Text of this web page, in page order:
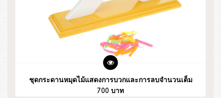
ชุดกระดานหมุดไม้แสดงการบวกและการลบจำนวนเต็ม
700 บาท